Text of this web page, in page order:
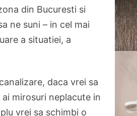
din Bucuresti si
ne suni – in cel mai
a situatiei, a
daca vrei sa
mirosuri neplacute in
vrei sa schimbi o